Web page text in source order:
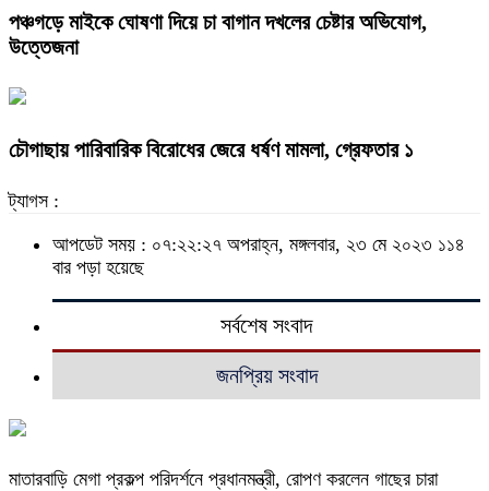
পঞ্চগড়ে মাইকে ঘোষণা দিয়ে চা বাগান দখলের চেষ্টার অভিযোগ,
উত্তেজনা
চৌগাছায় পারিবারিক বিরোধের জেরে ধর্ষণ মামলা, গ্রেফতার ১
ট্যাগস :
আপডেট সময় : ০৭:২২:২৭ অপরাহ্ন, মঙ্গলবার, ২৩ মে ২০২৩ ১১৪
বার পড়া হয়েছে
সর্বশেষ সংবাদ
জনপ্রিয় সংবাদ
মাতারবাড়ি মেগা প্রকল্প পরিদর্শনে প্রধানমন্ত্রী, রোপণ করলেন গাছের চারা